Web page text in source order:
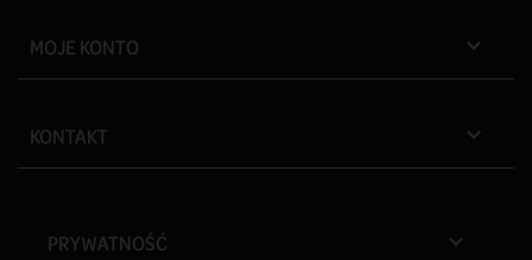
MOJE KONTO 
KONTAKT 
PRYWATNOŚĆ 